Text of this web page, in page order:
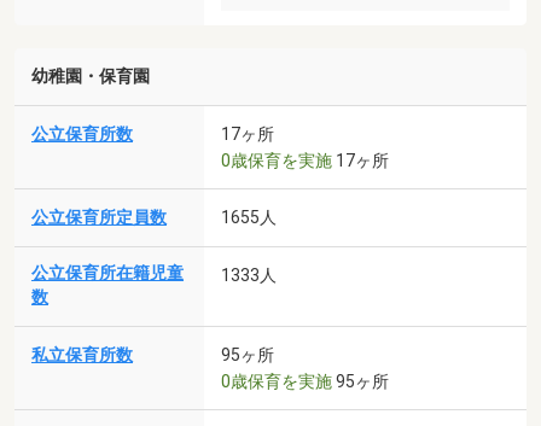
幼稚園・保育園
公立保育所数
17ヶ所
0歳保育を実施 17ヶ所
公立保育所定員数 1655人
公立保育所在籍児童
数
1333人
私立保育所数
95ヶ所
0歳保育を実施95ヶ所